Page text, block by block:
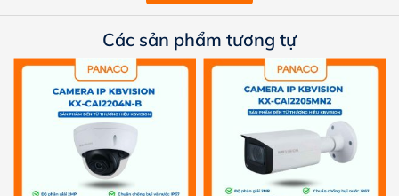
Các sản phẩm tương tự